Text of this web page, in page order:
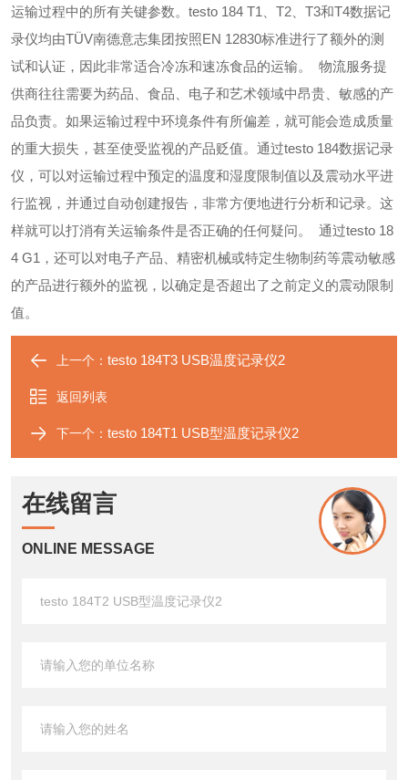
运输过程中的所有关键参数。testo 184 T1、T2、T3和T4数据记
录仪均由TÜV南德意志集团按照EN 12830标准进行了额外的测
试和认证，因此非常适合冷冻和速冻食品的运输。
物流服务提
供商往往需要为药品、食品、电子和艺术领域中昂贵、敏感的产
品负责。如果运输过程中环境条件有所偏差，就可能会造成质量
的重大损失，甚至使受监视的产品贬值。 通过testo 184数据记录
仪，可以对运输过程中预定的温度和湿度限制值以及震动水平进
行监视，并通过自动创建报告，非常方便地进行分析和记录。这
样就可以打消有关运输条件是否正确的任何疑问。
通过testo 18
4 G1，还可以对电子产品、精密机械或特定生物制药等震动敏感
的产品进行额外的监视，以确定是否超出了之前定义的震动限制
值。
上一个： testo 184T3 USB温度记录仪2
返回列表
下一个： testo 184T1 USB型温度记录仪2
在线留言
ONLINE MESSAGE